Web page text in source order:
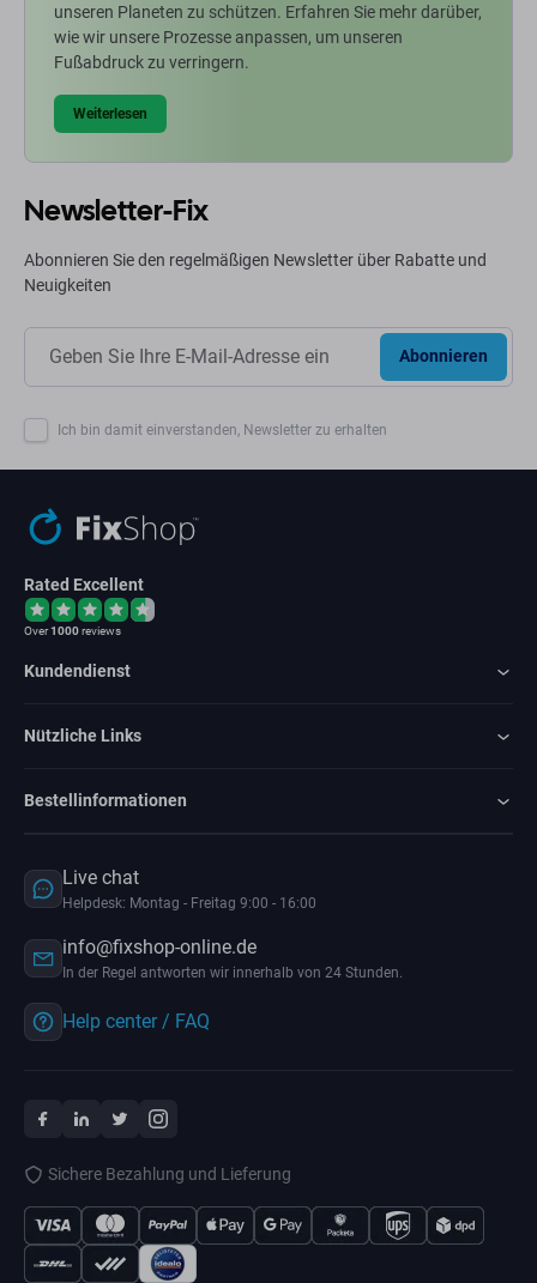
unseren Planeten zu schützen. Erfahren Sie mehr darüber,
wie wir unsere Prozesse anpassen, um unseren
Fußabdruck zu verringern.
Weiterlesen
Newsletter-Fix
Abonnieren Sie den regelmäßigen Newsletter über Rabatte und
Neuigkeiten
Abonnieren
Ich bin damit einverstanden, Newsletter zu erhalten
Rated Excellent
Over1000reviews
Kundendienst
Nützliche Links
Bestellinformationen
Live chat
Helpdesk: Montag - Freitag 9:00 - 16:00
info@fixshop-online.de
In der Regel antworten wir innerhalb von 24 Stunden.
Help center / FAQ
Sichere Bezahlung und Lieferung